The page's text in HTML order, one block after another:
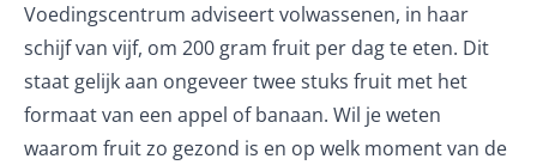
Voedingscentrum adviseert volwassenen, in haar
schijf van vijf, om 200 gram fruit per dagte eten. Dit
staat gelijk aan ongeveer twee stuks fruit met het
formaat van een appel of banaan. Wil je weten
waarom fruit zo gezond is en op welk moment van de